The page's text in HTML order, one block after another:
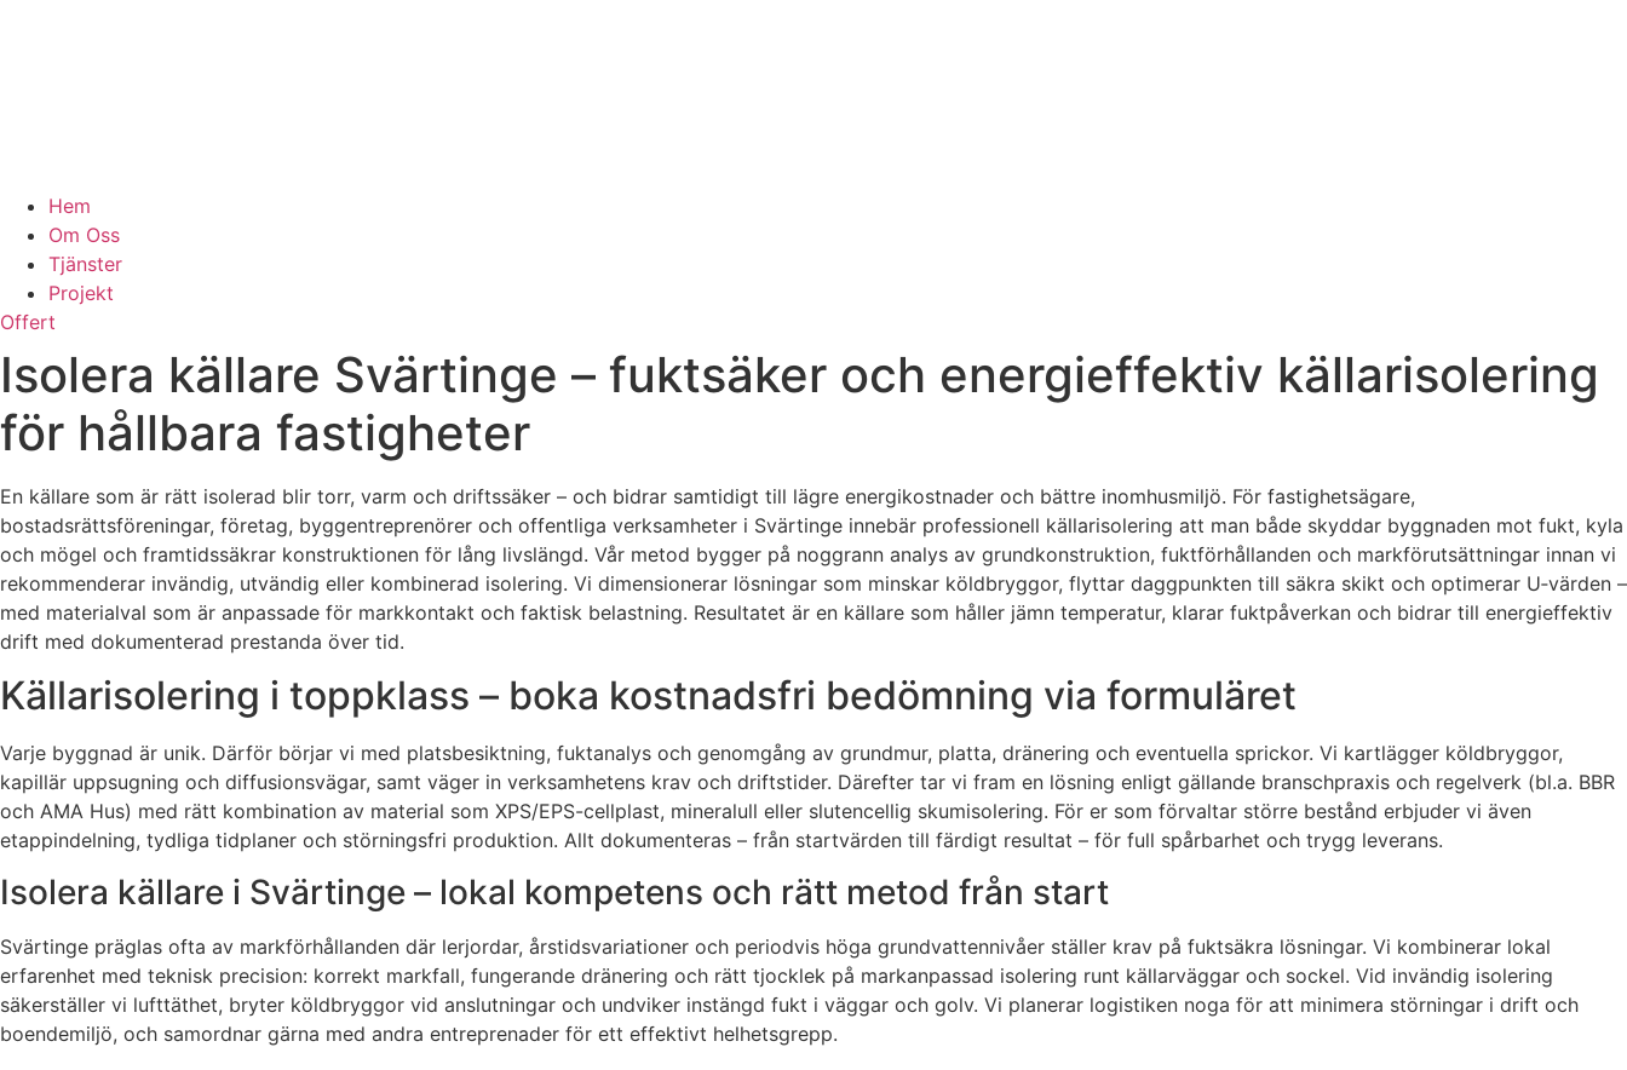
Hem
Om Oss
Tjänster
Projekt
Offert
Isolera källare Svärtinge – fuktsäker och energieffektiv källarisolering
för hållbara fastigheter
En källare som är rätt isolerad blir torr, varm och driftssäker – och bidrar samtidigt till lägre energikostnader och bättre inomhusmiljö. För fastighetsägare,
bostadsrättsföreningar, företag, byggentreprenörer och offentliga verksamheter i Svärtinge innebär professionell källarisolering att man både skyddar byggnaden mot fukt, kyla
och mögel och framtidssäkrar konstruktionen för lång livslängd. Vår metod bygger på noggrann analys av grundkonstruktion, fuktförhållanden och markförutsättningar innan vi
rekommenderar invändig, utvändig eller kombinerad isolering. Vi dimensionerar lösningar som minskar köldbryggor, flyttar daggpunkten till säkra skikt och optimerar U‑värden –
med materialval som är anpassade för markkontakt och faktisk belastning. Resultatet är en källare som håller jämn temperatur, klarar fuktpåverkan och bidrar till energieffektiv
drift med dokumenterad prestanda över tid.
Källarisolering i toppklass – boka kostnadsfri bedömning via formuläret
Varje byggnad är unik. Därför börjar vi med platsbesiktning, fuktanalys och genomgång av grundmur, platta, dränering och eventuella sprickor. Vi kartlägger köldbryggor,
kapillär uppsugning och diffusionsvägar, samt väger in verksamhetens krav och driftstider. Därefter tar vi fram en lösning enligt gällande branschpraxis och regelverk (bl.a. BBR
och AMA Hus) med rätt kombination av material som XPS/EPS-cellplast, mineralull eller slutencellig skumisolering. För er som förvaltar större bestånd erbjuder vi även
etappindelning, tydliga tidplaner och störningsfri produktion. Allt dokumenteras – från startvärden till färdigt resultat – för full spårbarhet och trygg leverans.
Isolera källare i Svärtinge – lokal kompetens och rätt metod från start
Svärtinge präglas ofta av markförhållanden där lerjordar, årstidsvariationer och periodvis höga grundvattennivåer ställer krav på fuktsäkra lösningar. Vi kombinerar lokal
erfarenhet med teknisk precision: korrekt markfall, fungerande dränering och rätt tjocklek på markanpassad isolering runt källarväggar och sockel. Vid invändig isolering
säkerställer vi lufttäthet, bryter köldbryggor vid anslutningar och undviker instängd fukt i väggar och golv. Vi planerar logistiken noga för att minimera störningar i drift och
boendemiljö, och samordnar gärna med andra entreprenader för ett effektivt helhetsgrepp.